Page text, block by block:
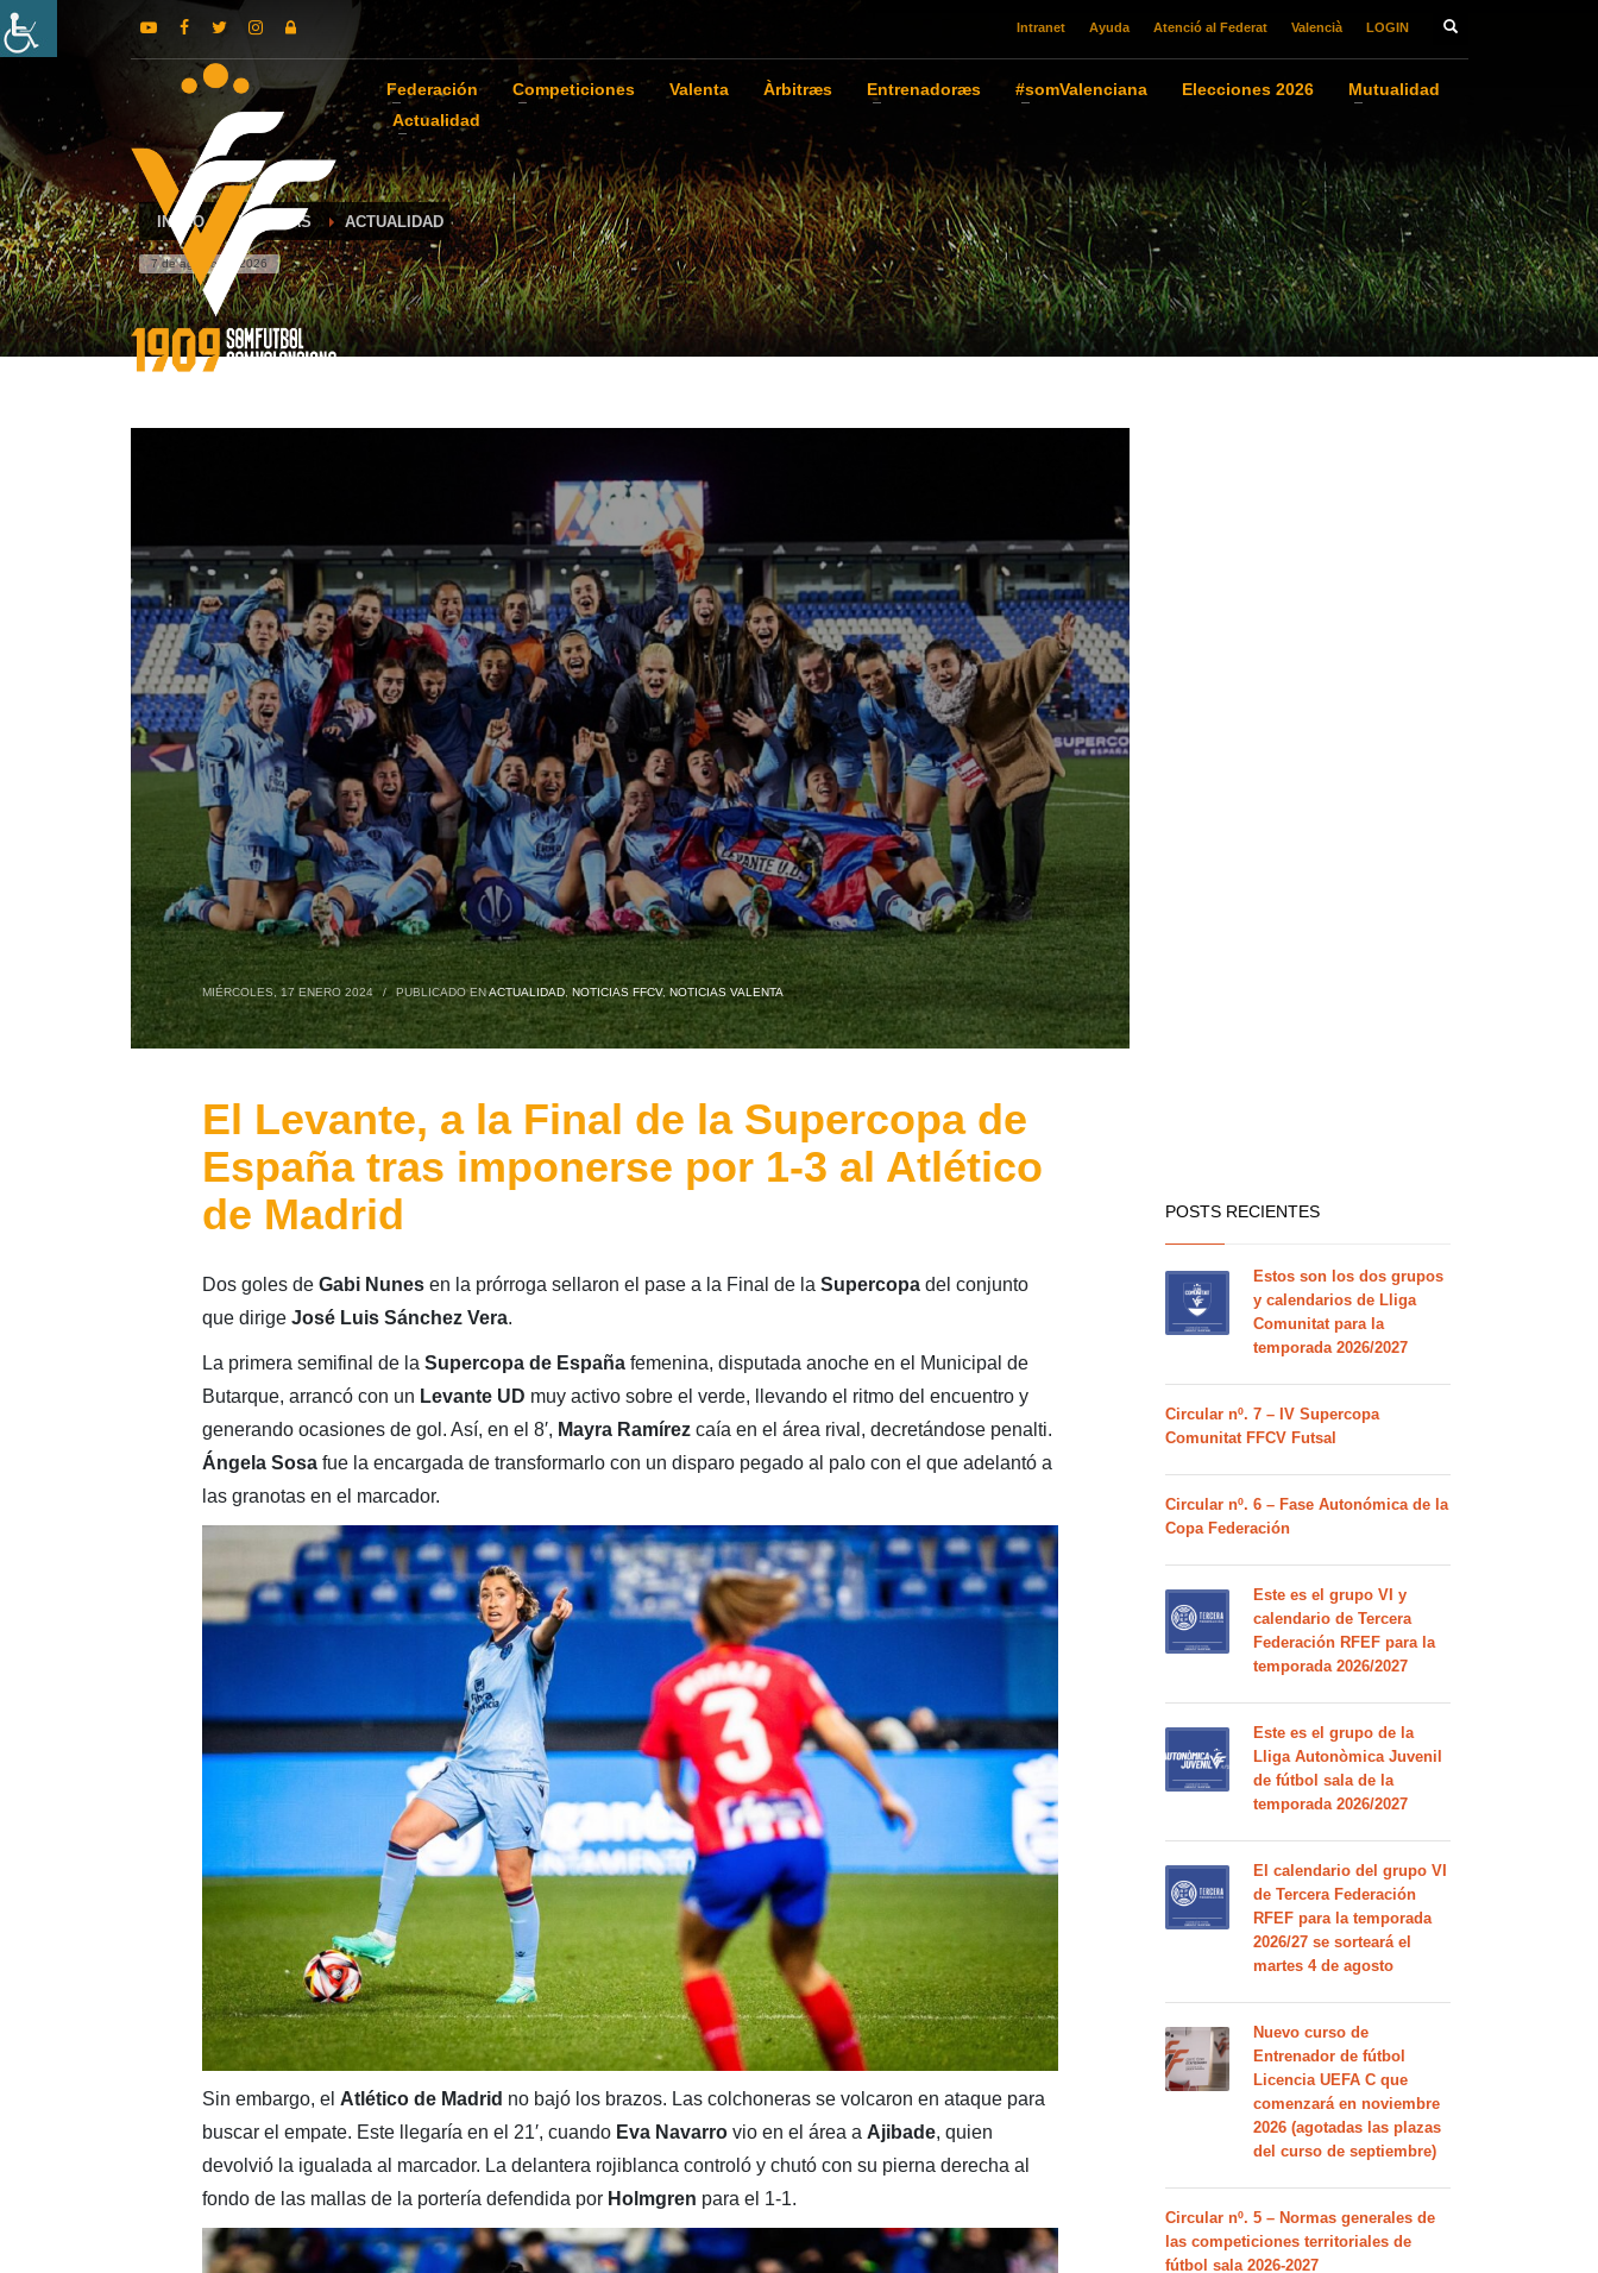
Intranet Ayuda Atenció al Federat Valencià LOGIN
Federación Competiciones Valenta Àrbitræs Entrenadoræs #somValenciana Elecciones 2026
Mutualidad
Actualidad
INICIO NOTICIAS ACTUALIDAD
7 de agosto de 2026
MIÉRCOLES, 17 ENERO 2024 / PUBLICADO ENACTUALIDAD, NOTICIAS FFCV, NOTICIAS VALENTA
El Levante, a la Final de la Supercopa de
España tras imponerse por 1-3 al Atlético
de Madrid
Dos goles de Gabi Nunesen la prórroga sellaron el pase a la Final de la Supercopa del conjunto
que dirige José Luis Sánchez Vera.
La primera semifinal de la Supercopa de Españafemenina, disputada anoche en el Municipal de
Butarque, arrancó con un Levante UD muy activo sobre el verde, llevando el ritmo del encuentro y
generando ocasiones de gol. Así, en el 8′, Mayra Ramírezcaía en el área rival, decretándose penalti.
Ángela Sosafue la encargada de transformarlo con un disparo pegado al palo con el que adelantó a
las granotas en el marcador.
Sin embargo, el Atlético de Madrid no bajó los brazos. Las colchoneras se volcaron en ataque para
buscar el empate. Este llegaría en el 21′, cuando Eva Navarrovio en el área a Ajibade, quien
devolvió la igualada al marcador. La delantera rojiblanca controló y chutó con su pierna derecha al
fondo de las mallas de la portería defendida por Holmgren para el 1-1.
POSTS RECIENTES
Estos son los dos grupos
y calendarios de Lliga
Comunitat para la
temporada 2026/2027
Circular nº. 7 – IV Supercopa
Comunitat FFCV Futsal
Circular nº. 6 – Fase Autonómica de la
Copa Federación
Este es el grupo VI y
calendario de Tercera
Federación RFEF para la
temporada 2026/2027
Este es el grupo de la
Lliga Autonòmica Juvenil
de fútbol sala de la
temporada 2026/2027
El calendario del grupo VI
de Tercera Federación
RFEF para la temporada
2026/27 se sorteará el
martes 4 de agosto
Nuevo curso de
Entrenador de fútbol
Licencia UEFA C que
comenzará en noviembre
2026 (agotadas las plazas
del curso de septiembre)
Circular nº. 5 – Normas generales de
las competiciones territoriales de
fútbol sala 2026-2027